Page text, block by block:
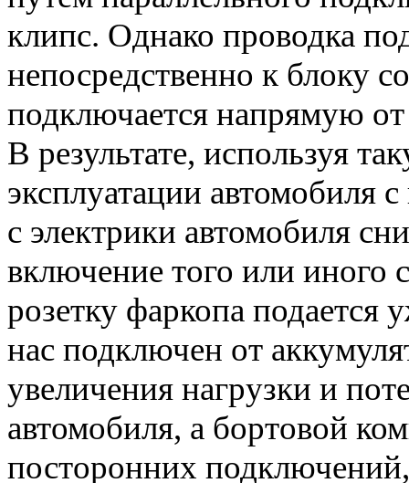
клипс. Однако проводка
непосредственно к блоку
подключается напрямую
В результате, используя
эксплуатации автомобиля
с электрики автомобиля
включение того или иного
розетку фаркопа подается
нас подключен от
увеличения нагрузки и
автомобиля, а бортовой
посторонних